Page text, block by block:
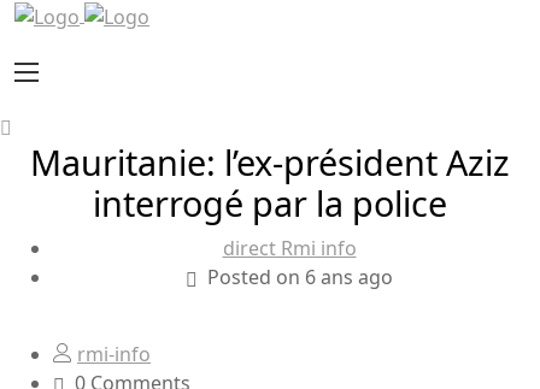
Mauritanie: l’ex-président Aziz
interrogé par la police
direct Rmi info
Posted on 6 ans ago
rmi-info
0 Comments